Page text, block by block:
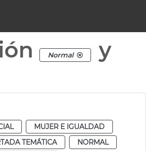
Normal
y
MUJER E IGUALDAD
TEMÁTICA
NORMAL